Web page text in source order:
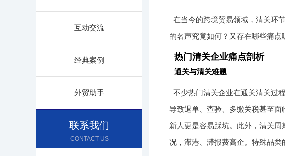
互动交流
经典案例
外贸助手
联系我们
CONTACT US
在当今的跨境贸易领域，清关环
的名声究竟如何？又存在哪些痛点
热门清关企业痛点剖析
通关与清关难题
不少热门清关企业在通关清关过
导致退单、查验、多缴关税甚至面
新人更是容易踩坑。此外，清关
况，滞港、滞报费高企。特殊品类